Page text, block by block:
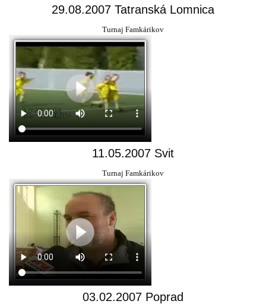
29.08.2007 Tatranská Lomnica
Turnaj Famkárikov
11.05.2007 Svit
Turnaj Famkárikov
03.02.2007 Poprad